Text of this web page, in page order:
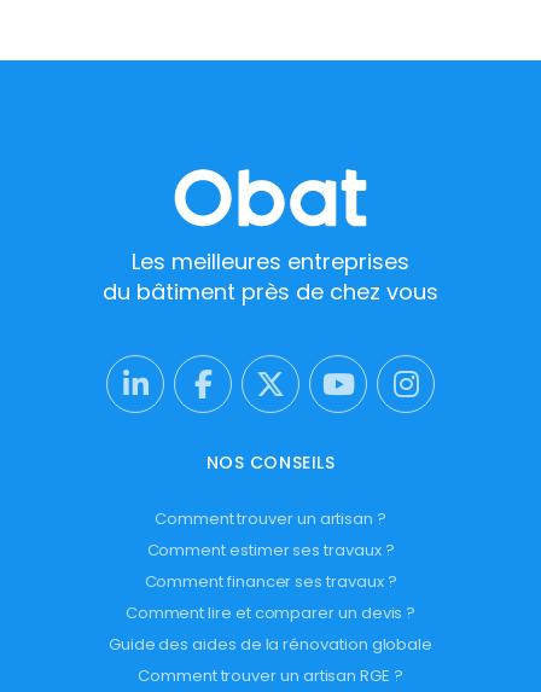
Les meilleures entreprises
du bâtiment près de chez vous
NOS CONSEILS
Comment trouver un artisan ?
Comment estimer ses travaux ?
Comment financer ses travaux ?
Comment lire et comparer un devis ?
Guide des aides de la rénovation globale
Comment trouver un artisan RGE ?